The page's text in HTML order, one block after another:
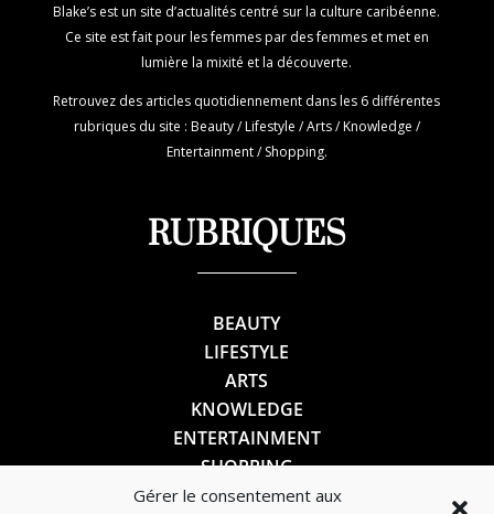
Gérer le consentement aux
Blake’s est un site d’actualités centré sur la culture caribéenne.
Ce site est fait pour les femmes par des femmes et met en
lumière la mixité et la découverte.
Retrouvez des articles quotidiennement dans les 6 différentes
rubriques du site : Beauty / Lifestyle / Arts / Knowledge /
Entertainment / Shopping.
RUBRIQUES
BEAUTY
LIFESTYLE
ARTS
KNOWLEDGE
ENTERTAINMENT
SHOPPING